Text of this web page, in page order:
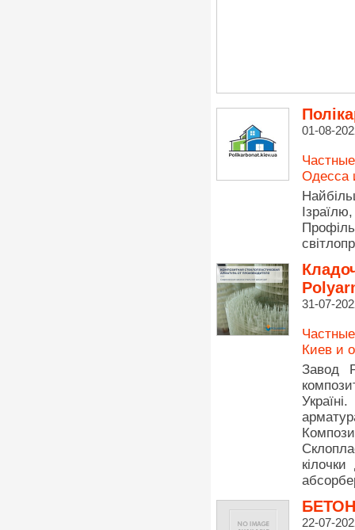
01-08-
Одесса
31-07-
Киев и
Завод
БЕТОН
22-07-